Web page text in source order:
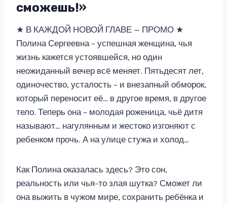
сможешь!»
★ В КАЖДОЙ НОВОЙ ГЛАВЕ — ПРОМО ★
Полина Сергеевна – успешная женщина, чья
жизнь кажется устоявшейся, но один
неожиданный вечер всё меняет. Пятьдесят лет,
одиночество, усталость – и внезапный обморок,
который переносит её… в другое время, в другое
тело. Теперь она – молодая роженица, чьё дитя
называют… нагулянным и жестоко изгоняют с
ребенком прочь. А на улице стужа и холод…
Как Полина оказалась здесь? Это сон,
реальность или чья-то злая шутка? Сможет ли
она выжить в чужом мире, сохранить ребёнка и